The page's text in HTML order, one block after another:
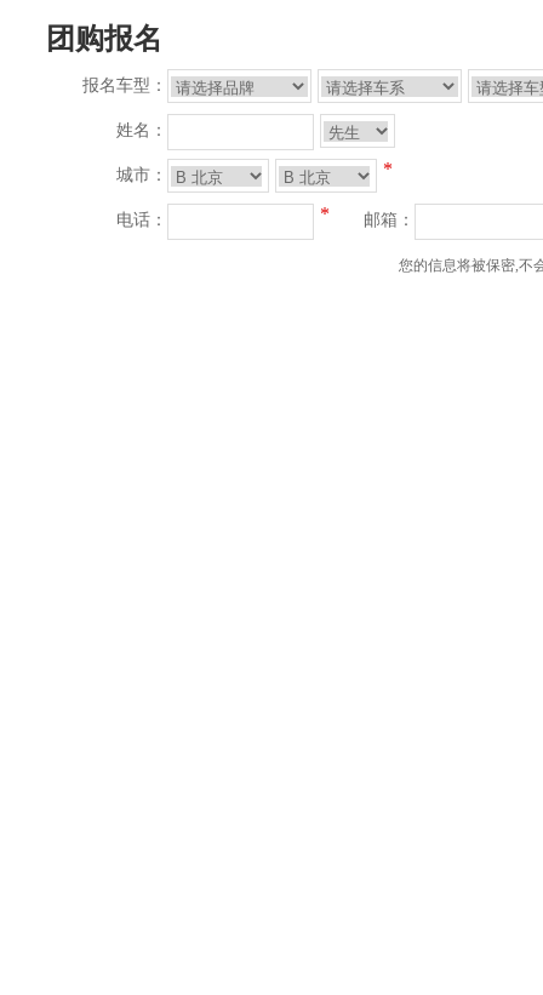
团购报名
报名车型：
姓名：
城市： *
电话： * 邮箱：
您的信息将被保密,不